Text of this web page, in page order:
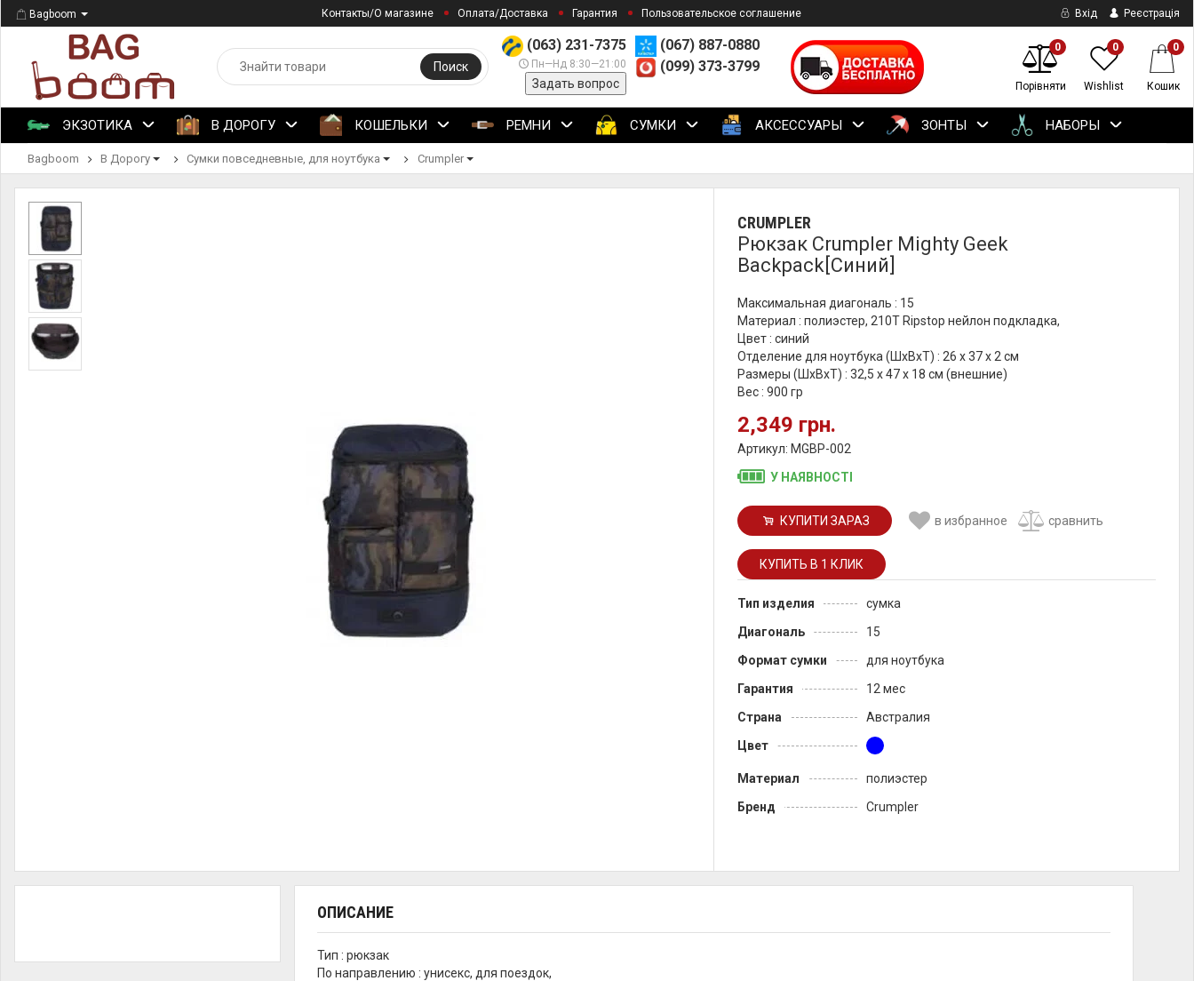
Bagboom Контакты/О магазине Оплата/Доставка Гарантия Пользовательское соглашение Вхід Реєстрація
(063) 231-7375
Пн—Нд 8:30—21:00
Задать вопрос
(067) 887-0880
(099) 373-3799
Поиск
0
Порівняти
0
Wishlist
0
Кошик
ЭКЗОТИКА В ДОРОГУ КОШЕЛЬКИ РЕМНИ СУМКИ АКСЕССУАРЫ ЗОНТЫ НАБОРЫ
Bagboom В Дорогу Сумки повседневные, для ноутбука Crumpler
CRUMPLER
Рюкзак Crumpler Mighty Geek
Backpack[Синий]
Максимальная диагональ : 15
Материал : полиэстер, 210T Ripstop нейлон подкладка,
Цвет : синий
Отделение для ноутбука (ШхВхТ) : 26 х 37 х 2 см
Размеры (ШхВхТ) : 32,5 х 47 х 18 см (внешние)
Вес : 900 гр
2,349 грн.
Артикул: MGBP-002
У НАЯВНОСТІ
КУПИТИ ЗАРАЗ в избранное сравнить
Тип изделия
сумка
Диагональ
15
Формат сумки
для ноутбука
Гарантия
12 мес
Страна
Австралия
Цвет
Материал
полиэстер
Бренд
Crumpler
ОПИСАНИЕ
Тип : рюкзак
По направлению : унисекс, для поездок,